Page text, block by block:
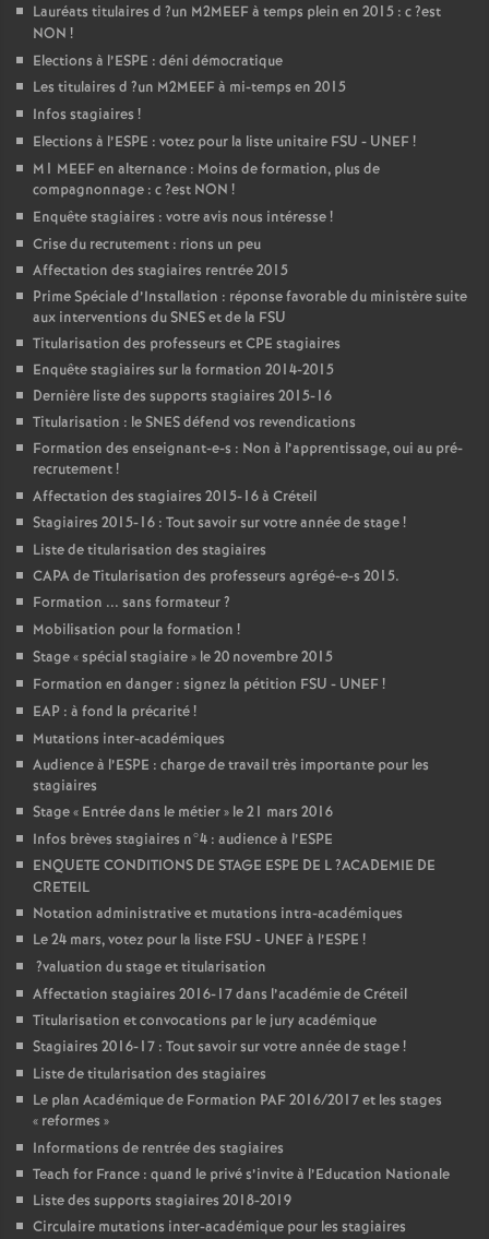
Lauréats titulaires d ?un M2MEEFà temps plein en 2015 : c?est
NON !
Elections à l’ESPE : déni démocratique
Les titulaires d ?un M2MEEFà mi-temps en 2015
Infos stagiaires !
Elections à l’ESPE : votez pour la liste unitaire FSU - UNEF!
M1 MEEFen alternance : Moins de formation, plus de
compagnonnage : c?est NON !
Enquête stagiaires : votre avis nous intéresse!
Crise du recrutement : rions un peu
Affectation des stagiaires rentrée 2015
Prime Spéciale d’Installation : réponse favorable du ministère suite
aux interventions duSNESet de la FSU
Titularisation des professeurs etCPE stagiaires
Enquête stagiaires sur la formation 2014-2015
Dernière liste des supports stagiaires 2015-16
Titularisation : leSNESdéfend vos revendications
Formation des enseignant-e-s : Non à l’apprentissage, oui au pré-
recrutement!
Affectation des stagiaires 2015-16 à Créteil
Stagiaires 2015-16 : Tout savoir sur votre année de stage!
Liste de titularisation des stagiaires
CAPAde Titularisation des professeurs agrégé-e-s 2015.
Formation ... sans formateur?
Mobilisation pour la formation !
Stage «spécial stagiaire» le 20 novembre 2015
Formation en danger : signez la pétition FSU - UNEF!
EAP : à fond la précarité!
Mutations inter-académiques
Audience à l’ESPE : charge de travail très importante pour les
stagiaires
Stage « Entrée dans le métier» le 21 mars 2016
Infos brèves stagiaires n°4 : audience à l’ESPE
ENQUETE CONDITIONS DE STAGE ESPE DE L?ACADEMIE DE
CRETEIL
Notation administrative et mutations intra-académiques
Le 24 mars, votez pour la liste FSU - UNEFà l’ESPE !
?valuation du stage et titularisation
Affectation stagiaires 2016-17 dans l’académie de Créteil
Titularisation et convocations par le jury académique
Stagiaires 2016-17 : Tout savoir sur votre année de stage!
Liste de titularisation des stagiaires
Le plan Académique de Formation PAF2016/2017 et les stages
« reformes »
Informations de rentrée des stagiaires
Teach for France : quand le privé s’invite à l’Education Nationale
Liste des supports stagiaires 2018-2019
Circulaire mutations inter-académique pour les stagiaires